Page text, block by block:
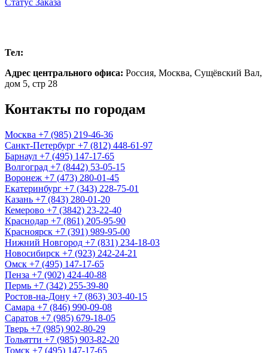
Тел:
Адрес центрального офиса: Россия, Москва, Сущёвский Вал,
дом 5, стр 28
Контакты по городам
Москва +7 (985) 219-46-36
Санкт-Петербург +7 (812) 448-61-97
Барнаул +7 (495) 147-17-65
Волгоград +7 (8442) 53-05-15
Воронеж +7 (473) 280-01-45
Екатеринбург +7 (343) 228-75-01
Казань +7 (843) 280-01-20
Кемерово +7 (3842) 23-22-40
Краснодар +7 (861) 205-95-90
Красноярск +7 (391) 989-95-00
Нижний Новгород +7 (831) 234-18-03
Новосибирск +7 (923) 242-24-21
Омск +7 (495) 147-17-65
Пенза +7 (902) 424-40-88
Пермь +7 (342) 255-39-80
Ростов-на-Дону +7 (863) 303-40-15
Самара +7 (846) 990-09-08
Саратов +7 (985) 679-18-05
Тверь +7 (985) 902-80-29
Тольятти +7 (985) 903-82-20
Томск +7 (495) 147-17-65